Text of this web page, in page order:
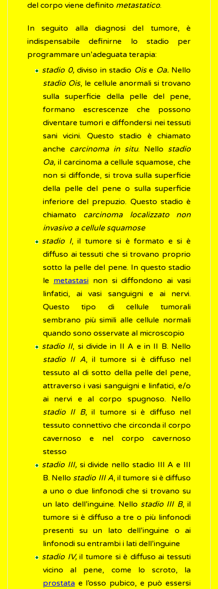
del corpo viene definito metastatico.
In seguito alla diagnosi del tumore, è
indispensabile definirne lo stadio per
programmare un’adeguata terapia:
stadio 0,diviso in stadio Oise Oa. Nello
stadio Ois, le cellule anormali si trovano
sulla superficie della pelle del pene,
formano escrescenze che possono
diventare tumori e diffondersi nei tessuti
sani vicini. Questo stadio è chiamato
anche carcinoma in situ. Nello stadio
Oa, il carcinoma a cellule squamose, che
non si diffonde, si trova sulla superficie
della pelle del pene o sulla superficie
inferiore del prepuzio. Questo stadio è
chiamato carcinoma localizzato non
invasivo a cellule squamose
stadio I, il tumore si è formato e si è
diffuso ai tessuti che si trovano proprio
sotto la pelle del pene. In questo stadio
le metastasinon si diffondono ai vasi
linfatici, ai vasi sanguigni e ai nervi.
Questo tipo di cellule tumorali
sembrano più simili alle cellule normali
quando sono osservate al microscopio
stadio II, si divide in II A e in II B. Nello
stadio II A, il tumore si è diffuso nel
tessuto al di sotto della pelle del pene,
attraverso i vasi sanguigni e linfatici, e/o
ai nervi e al corpo spugnoso. Nello
stadio II B, il tumore si è diffuso nel
tessuto connettivo che circonda il corpo
cavernoso e nel corpo cavernoso
stesso
stadio III,si divide nello stadio III A e III
B. Nello stadio III A, il tumore si è diffuso
a uno o due linfonodi che si trovano su
un lato dell’inguine. Nello stadio III B, il
tumore si è diffuso a tre o più linfonodi
presenti su un lato dell’inguine o ai
linfonodi su entrambi i lati dell’inguine
stadio IV,il tumore si è diffuso ai tessuti
vicino al pene, come lo scroto, la
prostata e l’osso pubico, e può essersi